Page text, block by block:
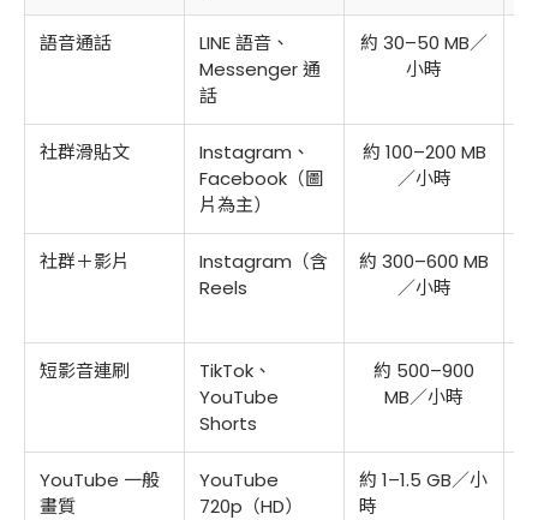
語音通話
LINE 語音、
Messenger 通
話
約 30–50 MB／
小時
社群滑貼文
Instagram、
Facebook（圖
片為主）
約 100–200 MB
／小時
社群＋影片
Instagram（含
Reels
約 300–600 MB
／小時
短影音連刷
TikTok、
YouTube
Shorts
約 500–900
MB／小時
YouTube 一般
畫質
YouTube
720p（HD）
約 1–1.5 GB／小
時